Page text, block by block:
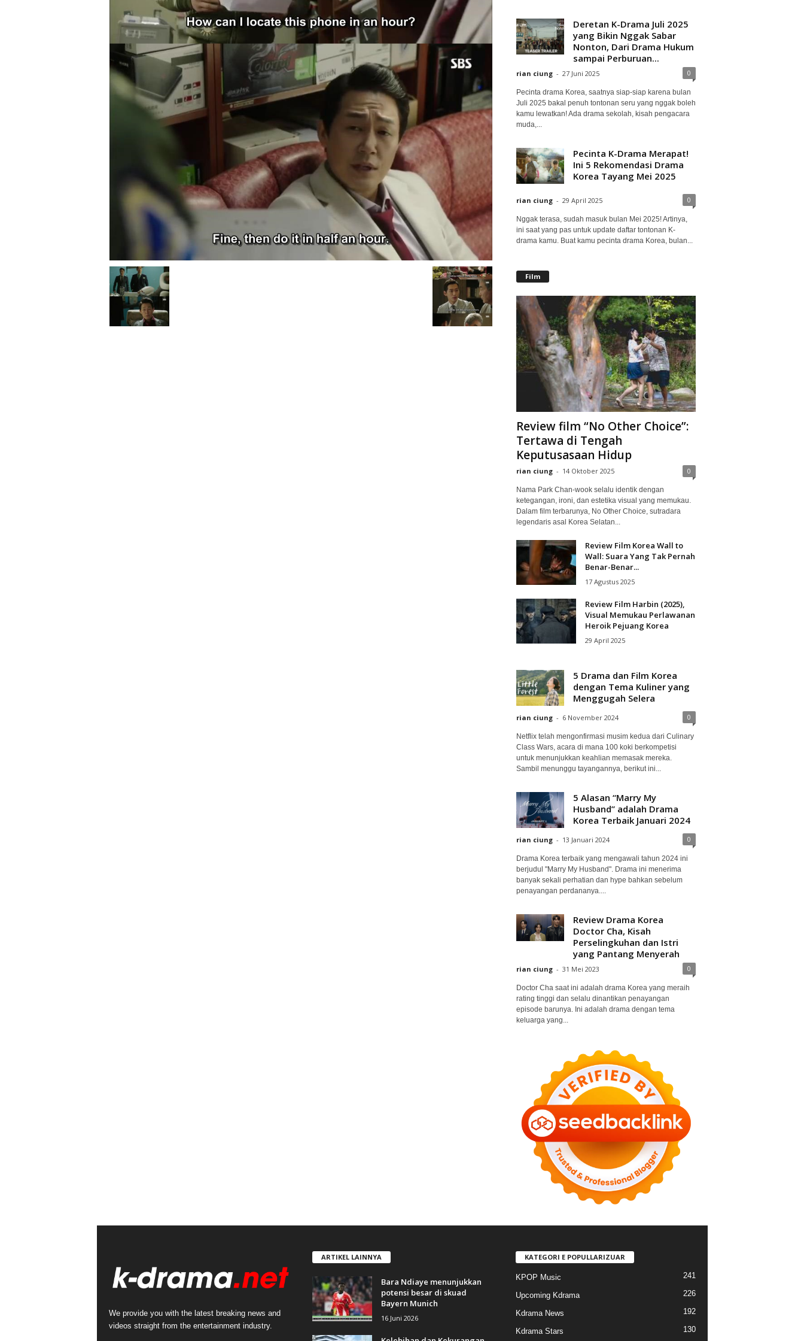
Deretan K-Drama Juli 2025
yang Bikin Nggak Sabar
Nonton, Dari Drama Hukum
sampai Perburuan...
rian ciung - 27 Juni 2025 0
Pecinta drama Korea, saatnya siap-siap karena bulan
Juli 2025 bakal penuh tontonan seru yang nggak boleh
kamu lewatkan! Ada drama sekolah, kisah pengacara
muda,...
Pecinta K-Drama Merapat!
Ini 5 Rekomendasi Drama
Korea Tayang Mei 2025
rian ciung - 29 April 2025 0
Nggak terasa, sudah masuk bulan Mei 2025! Artinya,
ini saat yang pas untuk update daftar tontonan K-
drama kamu. Buat kamu pecinta drama Korea, bulan...
Film
Review film “No Other Choice”:
Tertawa di Tengah
Keputusasaan Hidup
rian ciung - 14 Oktober 2025 0
Nama Park Chan-wook selalu identik dengan
ketegangan, ironi, dan estetika visual yang memukau.
Dalam film terbarunya, No Other Choice, sutradara
legendaris asal Korea Selatan...
Review Film Korea Wall to
Wall: Suara Yang Tak Pernah
Benar-Benar...
17 Agustus 2025
Review Film Harbin (2025),
Visual Memukau Perlawanan
Heroik Pejuang Korea
29 April 2025
5 Drama dan Film Korea
dengan Tema Kuliner yang
Menggugah Selera
rian ciung - 6 November 2024 0
Netflix telah mengonfirmasi musim kedua dari Culinary
Class Wars, acara di mana 100 koki berkompetisi
untuk menunjukkan keahlian memasak mereka.
Sambil menunggu tayangannya, berikut ini...
5 Alasan “Marry My
Husband” adalah Drama
Korea Terbaik Januari 2024
rian ciung - 13 Januari 2024 0
Drama Korea terbaik yang mengawali tahun 2024 ini
berjudul "Marry My Husband". Drama ini menerima
banyak sekali perhatian dan hype bahkan sebelum
penayangan perdananya....
Review Drama Korea
Doctor Cha, Kisah
Perselingkuhan dan Istri
yang Pantang Menyerah
rian ciung - 31 Mei 2023 0
Doctor Cha saat ini adalah drama Korea yang meraih
rating tinggi dan selalu dinantikan penayangan
episode barunya. Ini adalah drama dengan tema
keluarga yang...
We provide you with the latest breaking news and
videos straight from the entertainment industry.
ARTIKEL LAINNYA
Bara Ndiaye menunjukkan
potensi besar di skuad
Bayern Munich
16 Juni 2026
KATEGORI E POPULLARIZUAR
KPOP Music 241
Upcoming Kdrama 226
Kdrama News 192
Kdrama Stars 130